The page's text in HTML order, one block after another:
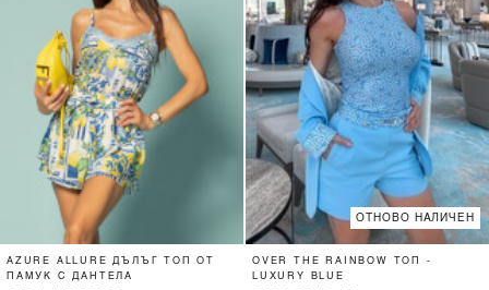
AZURE ALLURE ДЪЛЪГ ТОП ОТ
ПАМУК С ДАНТЕЛА
ОТНОВО НАЛИЧЕН
OVER THE RAINBOW ТОП -
LUXURY BLUE